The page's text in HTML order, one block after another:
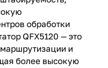
обработки
QFX5120 — это
и
более высокую